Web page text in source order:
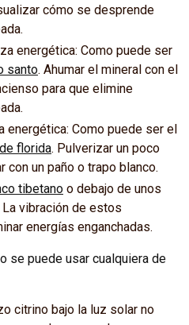
cómo se desprende
energética: Como puede ser
santo. Ahumar el mineral con el
para que elimine
energética: Como puede ser el
florida. Pulverizar un poco
con un paño o trapo blanco.
tibetano o debajo de unos
vibración de estos
energías enganchadas.
se puede usar cualquiera de
citrino bajo la luz solar no